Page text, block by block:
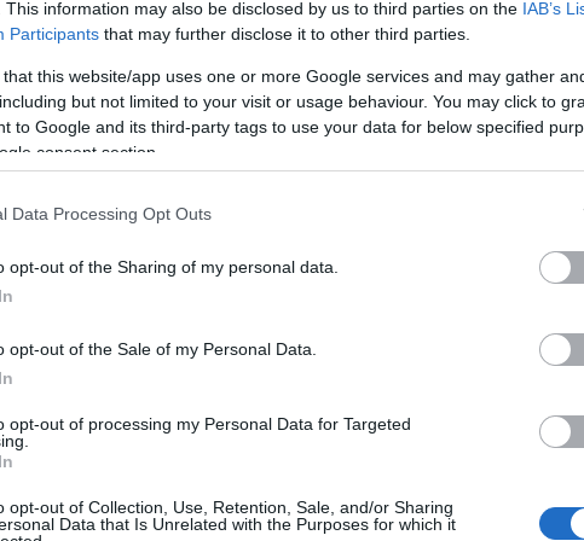
This information may also be disclosed by us to third parties on the IAB’s
Participants that may further disclose it to other third parties.
that this website/app uses one or more Google services and may gather
but not limited to your visit or usage behaviour. You may click to
to Google and its third-party tags to use your data for below specified
consent section.
Data Processing Opt Outs
opt-out of the Sharing of my personal data.
opt-out of the Sale of my Personal Data.
opt-out of processing my Personal Data for Targeted
opt-out of Collection, Use, Retention, Sale, and/or Sharing
Data that Is Unrelated with the Purposes for which it
szó. Tarantino aKülön bandából vagy Godard korai
vagy képi elemeket, ugyanakkor a francia
és a nézői elvárásokhoz való viszonya
Godard volt talán az első, aki büszkén
műfajok, hagyományok, stílusok kollázsa. A
rögtön az első jelenetben a klasszikus
akik újrajátsszák Billy a kölyök és Pat
egy westernekből ismerős pisztolypárbajt
a filmből, ahogy a narrátor (maga Godard) is
lát. A rendező a műfaji elemekkel is ugyanígy
burleszkszerű jeleneteket illeszt a filmbe, és a
zsáner szabályai szerint illene (azaz a
QT kezdetektől fogva a Godard-iskolát követi,
céljai nyilván nem pont ugyanazok.